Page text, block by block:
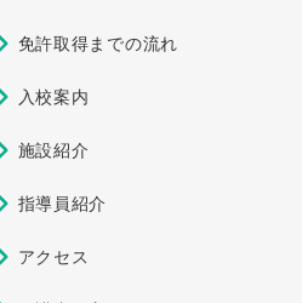
免許取得までの流れ
入校案内
施設紹介
指導員紹介
アクセス